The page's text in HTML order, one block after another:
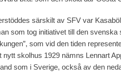
särskilt av SFV var
som tog initiativet till den
som vid den tiden
skolhus 1929 nämns Lennart
som i Sverige, också av den